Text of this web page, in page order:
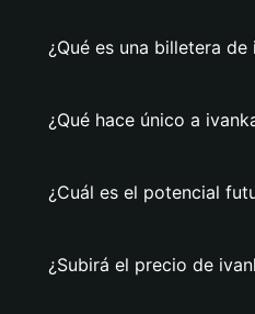
¿Qué es una billetera de
¿Qué hace único a
¿Cuál es el potencial
¿Subirá el precio de